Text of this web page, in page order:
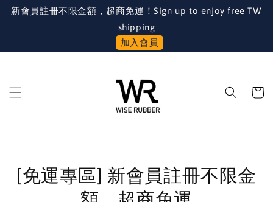
新會員註冊不限金額，超商免運！Sign up to enjoy free TW
shipping
加入會員
[免運專區] 新會員註冊不限金